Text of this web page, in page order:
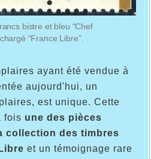
bistre et bleu “Chef
“France Libre”.
ayant été vendue à
aujourd'hui, un
est unique. Cette
fois une des pièces
collection des timbres
et un témoignage rare